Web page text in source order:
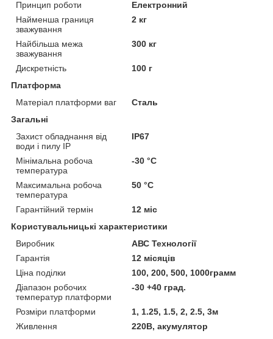
Принцип роботи
Електронний
Найменша границя
зважування
2 кг
Найбільша межа
зважування
300 кг
Дискретність
100 г
Платформа
Матеріал платформи ваг
Сталь
Загальні
Захист обладнання від
води і пилу IP
IP67
Мінімальна робоча
температура
-30 °С
Максимальна робоча
температура
50 °С
Гарантійний термін
12 міс
Користувальницькі характеристики
Виробник
АВС Технології
Гарантія
12 місяців
Ціна поділки
100, 200, 500, 1000грамм
Діапазон робочих
температур платформи
-30 +40 град.
Розміри платформи
1, 1.25, 1.5, 2, 2.5, 3м
Живлення
220В, акумулятор